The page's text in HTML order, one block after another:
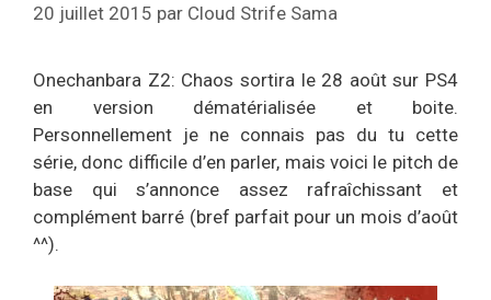
20 juillet 2015 par Cloud Strife Sama
Onechanbara Z2: Chaos sortira le 28 août sur PS4
en version dématérialisée et boite.
Personnellement je ne connais pas du tu cette
série, donc difficile d’en parler, mais voici le pitch de
base qui s’annonce assez rafraîchissant et
complément barré (bref parfait pour un mois d’août
^^).